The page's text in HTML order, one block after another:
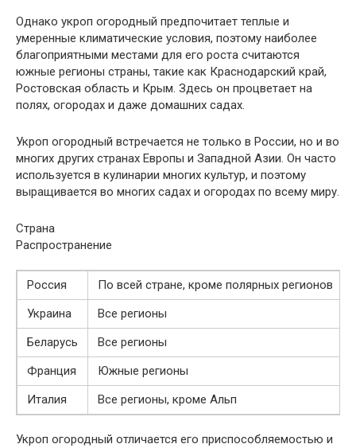
Однако укроп огородный предпочитает теплые и
умеренные климатические условия, поэтому наиболее
благоприятными местами для его роста считаются
южные регионы страны, такие как Краснодарский край,
Ростовская область и Крым. Здесь он процветает на
полях, огородах и даже домашних садах.
Укроп огородный встречается не только в России, но и во
многих других странах Европы и Западной Азии. Он часто
используется в кулинарии многих культур, и поэтому
выращивается во многих садах и огородах по всему миру.
Страна
Распространение
Россия
По всей стране, кроме полярных регионов
Украина
Все регионы
Беларусь
Все регионы
Франция
Южные регионы
Италия
Все регионы, кроме Альп
Укроп огородный отличается его приспособляемостью и